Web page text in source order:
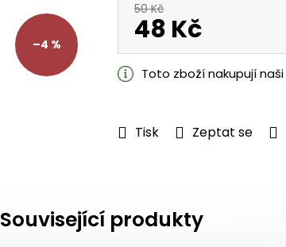
–4 %
Tisk Zeptat se
50 Kč
48 Kč
Měrná
cena:
Toto zboží nakupují naši
Související produkty